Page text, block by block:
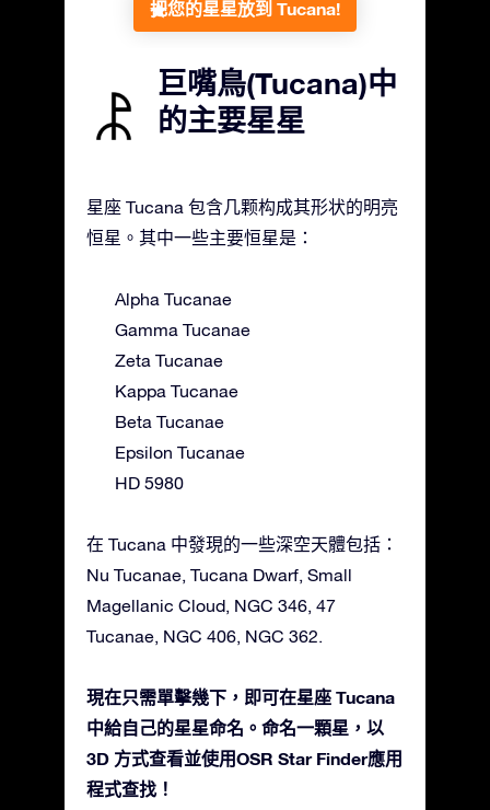
把您的星星放到 Tucana!
巨嘴鳥(Tucana)中
的主要星星
星座 Tucana 包含几颗构成其形状的明亮
恒星。其中一些主要恒星是：
Alpha Tucanae
Gamma Tucanae
Zeta Tucanae
Kappa Tucanae
Beta Tucanae
Epsilon Tucanae
HD 5980
在 Tucana 中發現的一些深空天體包括：
Nu Tucanae, Tucana Dwarf, Small
Magellanic Cloud, NGC 346, 47
Tucanae, NGC 406, NGC 362.
現在只需單擊幾下，即可在星座 Tucana
中給自己的星星命名。命名一顆星，以
3D 方式查看並使用OSR Star Finder應用
程式查找！